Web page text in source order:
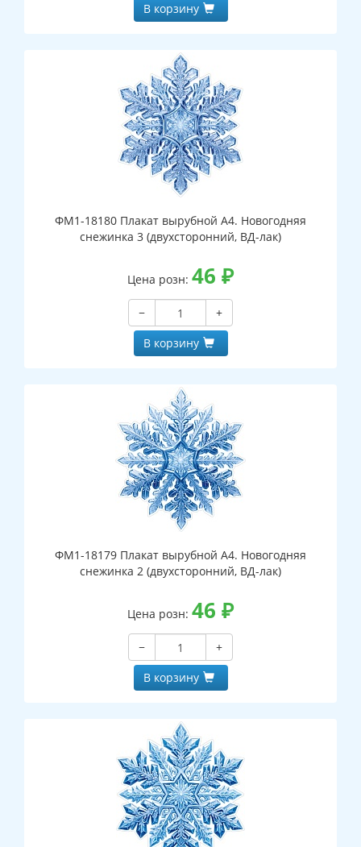
В корзину
ФМ1-18180 Плакат вырубной А4. Новогодняя
снежинка 3 (двухсторонний, ВД-лак)
Цена розн: 46 ₽
−
+
В корзину
ФМ1-18179 Плакат вырубной А4. Новогодняя
снежинка 2 (двухсторонний, ВД-лак)
Цена розн: 46 ₽
−
+
В корзину